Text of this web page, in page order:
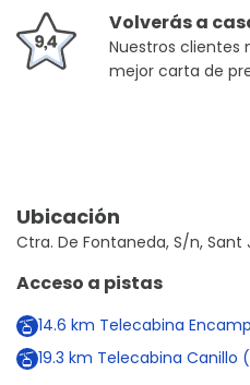
Volverás a
Nuestros clientes
mejor carta de
Ubicación
Ctra. De Fontaneda, S/n, Sant
Acceso a pistas
14.6 km Telecabina
19.3 km Telecabina Canillo